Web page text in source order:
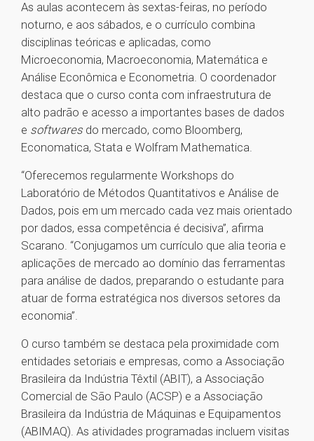
As aulas acontecem às sextas-feiras, no período
noturno, e aos sábados, e o currículo combina
disciplinas teóricas e aplicadas, como
Microeconomia, Macroeconomia, Matemática e
Análise Econômica e Econometria. O coordenador
destaca que o curso conta com infraestrutura de
alto padrão e acesso a importantes bases de dados
e softwares do mercado, como Bloomberg,
Economatica, Stata e Wolfram Mathematica.
“Oferecemos regularmente Workshops do
Laboratório de Métodos Quantitativos e Análise de
Dados, pois em um mercado cada vez mais orientado
por dados, essa competência é decisiva”, afirma
Scarano. “Conjugamos um currículo que alia teoria e
aplicações de mercado ao domínio das ferramentas
para análise de dados, preparando o estudante para
atuar de forma estratégica nos diversos setores da
economia”.
O curso também se destaca pela proximidade com
entidades setoriais e empresas, como a Associação
Brasileira da Indústria Têxtil (ABIT), a Associação
Comercial de São Paulo (ACSP) e a Associação
Brasileira da Indústria de Máquinas e Equipamentos
(ABIMAQ). As atividades programadas incluem visitas